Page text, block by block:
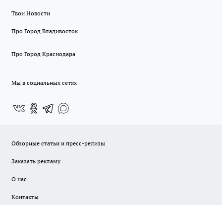
Твои Новости
Про Город Владивосток
Про Город Краснодара
Мы в социальных сетях
Обзорные статьи и пресс-релизы
Заказать рекламу
О нас
Контакты